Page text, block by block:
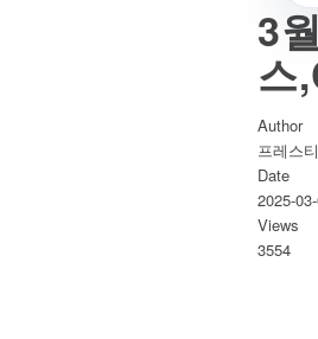
3
스
Author
프레스
Date
2025-
Views
3554